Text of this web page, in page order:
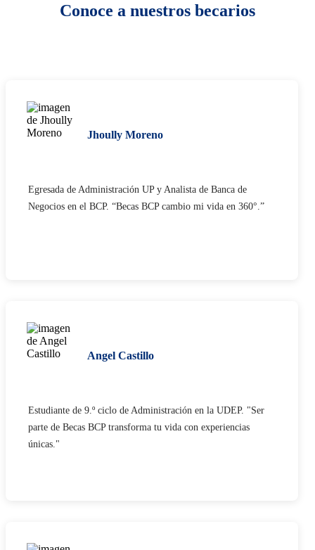
Conoce a nuestros becarios
Jhoully Moreno
Egresada de Administración UP y Analista de Banca de
Negocios en el BCP. “Becas BCP cambio mi vida en 360°.”
Angel Castillo
Estudiante de 9.º ciclo de Administración en la UDEP. "Ser
parte de Becas BCP transforma tu vida con experiencias
únicas."